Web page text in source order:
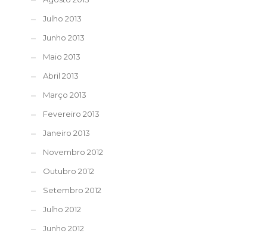
Julho 2013
Junho 2013
Maio 2013
Abril 2013
Março 2013
Fevereiro 2013
Janeiro 2013
Novembro 2012
Outubro 2012
Setembro 2012
Julho 2012
Junho 2012